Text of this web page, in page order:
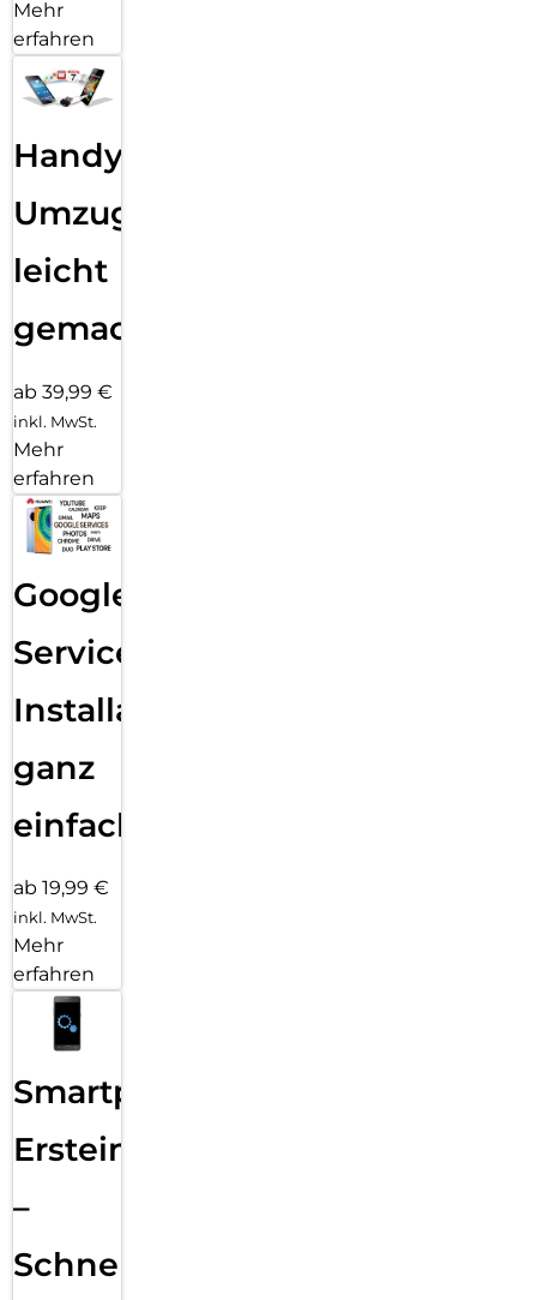
Mehr
erfahren
Handy
Umzug
leicht
gemacht!
ab 39,99 €
inkl. MwSt.
Mehr
erfahren
Google
Services
Installation
ganz
einfach
ab 19,99 €
inkl. MwSt.
Mehr
erfahren
Smartphone
Ersteinrichtung
–
Schnelle